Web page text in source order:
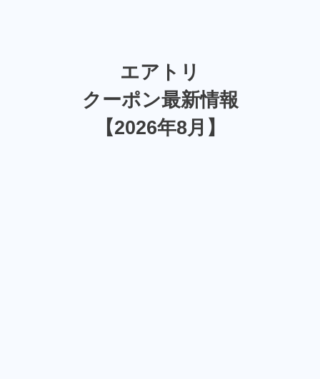
エアトリ
クーポン最新情報
【2026年8月】